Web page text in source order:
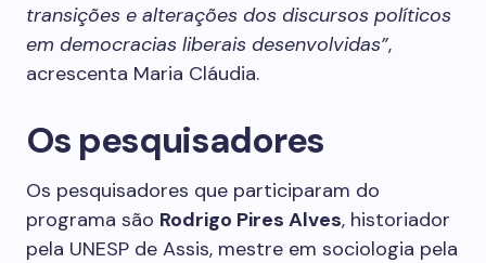
transições e alterações dos discursos políticos
em democracias liberais desenvolvidas”,
acrescenta Maria Cláudia.
Os pesquisadores
Os pesquisadores que participaram do
programa são Rodrigo Pires Alves, historiador
pela UNESP de Assis, mestre em sociologia pela